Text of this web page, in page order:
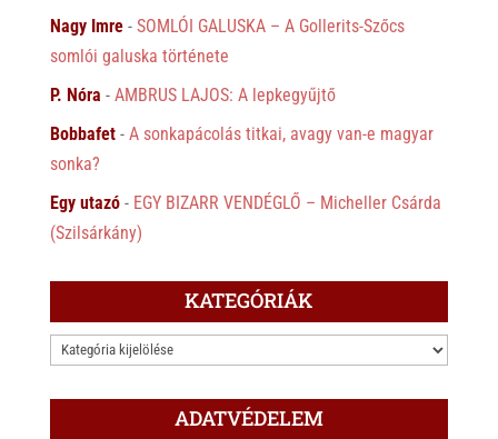
Nagy Imre- SOMLÓI GALUSKA – A Gollerits-Szőcs
somlói galuska története
P. Nóra - AMBRUS LAJOS: A lepkegyűjtő
Bobbafet- A sonkapácolás titkai, avagy van-e magyar
sonka?
Egy utazó- EGY BIZARR VENDÉGLŐ – Micheller Csárda
(Szilsárkány)
KATEGÓRIÁK
KATEGÓRIÁK
ADATVÉDELEM